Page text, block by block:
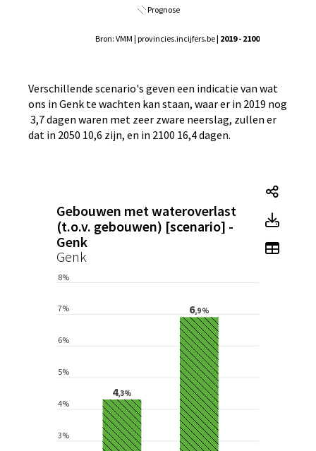
Prognose
Bron: VMM | provincies.incijfers.be| 2019 - 2100
Verschillende scenario's geven een indicatie van wat
ons in Genk te wachten kan staan, waar er in 2019 nog
3,7 dagen waren met zeer zware neerslag, zullen er
dat in 2050 10,6 zijn, en in 2100 16,4 dagen.
Gebouwen met wateroverlast
(t.o.v. gebouwen) [scenario] -
Genk
Genk
Toon